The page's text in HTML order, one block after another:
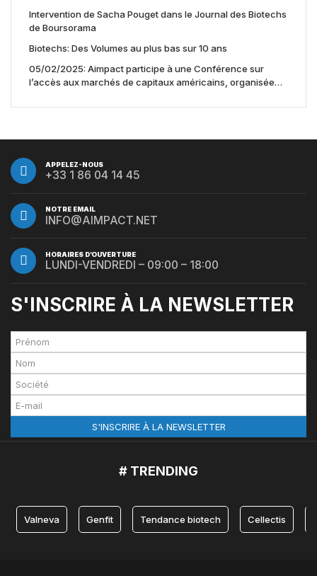
Intervention de Sacha Pouget dans le Journal des Biotechs
de Boursorama
Biotechs: Des Volumes au plus bas sur 10 ans
05/02/2025: Aimpact participe à une Conférence sur
l’accès aux marchés de capitaux américains, organisée
APPELEZ-NOUS
+33 1 86 04 14 45
NOTRE EMAIL
INFO@AIMPACT.NET
HORAIRES D’OUVERTURE
LUNDI-VENDREDI – 09:00 – 18:00
S'INSCRIRE À LA NEWSLETTER
# TRENDING
Valneva Genfit Tendance biotech Cellectis